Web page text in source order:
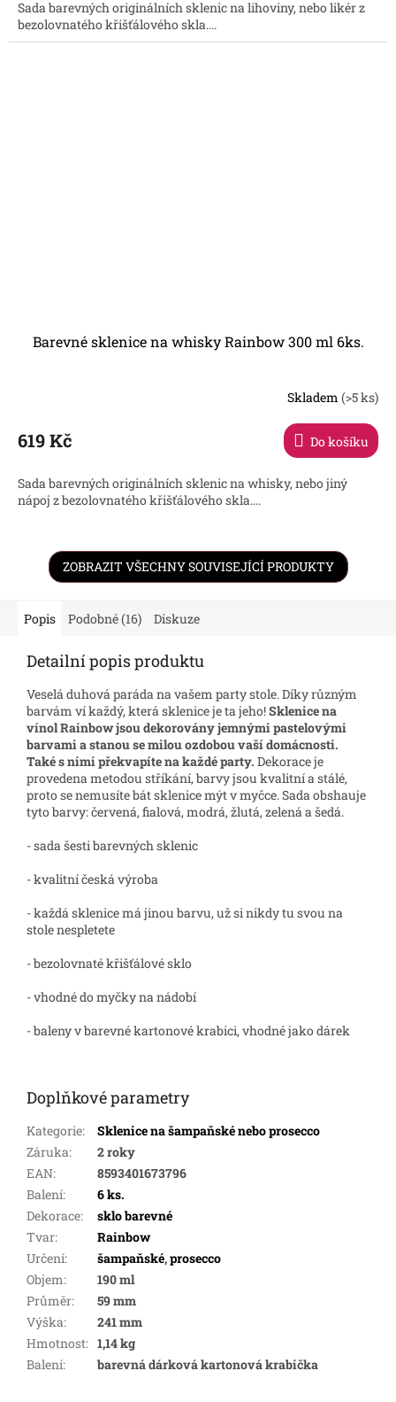
Sada barevných originálních sklenic na lihoviny, nebo likér z
bezolovnatého křišťálového skla....
Barevné sklenice na whisky Rainbow 300 ml 6ks.
Skladem (>5 ks)
619 Kč Do košíku
Sada barevných originálních sklenic na whisky, nebo jiný
nápoj z bezolovnatého křišťálového skla....
ZOBRAZIT VŠECHNY SOUVISEJÍCÍ PRODUKTY
Popis Podobné (16) Diskuze
Detailní popis produktu
Veselá duhová paráda na vašem party stole. Díky různým
barvám ví každý, která sklenice je ta jeho!Sklenice na
vínol Rainbow jsou dekorovány jemnými pastelovými
barvami a stanou se milou ozdobou vaší domácnosti.
Také s nimi překvapíte na každé party. Dekorace je
provedena metodou stříkání, barvy jsou kvalitní a stálé,
proto se nemusíte bát sklenice mýt v myčce. Sada obshauje
tyto barvy: červená, fialová, modrá, žlutá, zelená a šedá.
- sada šesti barevných sklenic
- kvalitní česká výroba
- každá sklenice má jinou barvu, už si nikdy tu svou na
stole nespletete
- bezolovnaté křišťálové sklo
- vhodné do myčky na nádobí
- baleny v barevné kartonové krabici, vhodné jako dárek
Doplňkové parametry
Kategorie:
Sklenice na šampaňské nebo prosecco
Záruka:
2 roky
EAN:
8593401673796
Balení:
6 ks.
Dekorace:
sklo barevné
Tvar:
Rainbow
Určení: šampaňské,prosecco
Objem:
190 ml
Průměr:
59 mm
Výška:
241 mm
Hmotnost: 1,14 kg
Balení: barevná dárková kartonová krabička